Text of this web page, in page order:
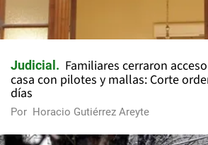
Judicial
Familiares cerraron
casa con pilotes y mallas: Corte
días
Por Horacio Gutiérrez Areyte